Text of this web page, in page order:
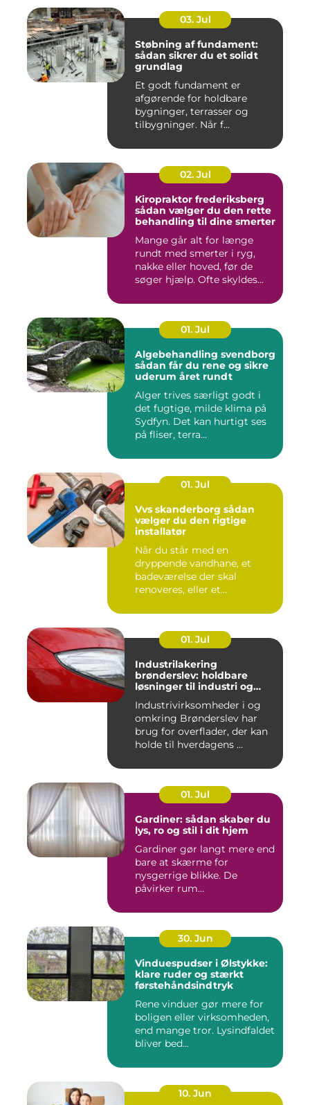
03. Jul
Støbning af fundament:
sådan sikrer du et solidt
grundlag
Et godt fundament er
afgørende for holdbare
bygninger, terrasser og
tilbygninger. Når f...
02. Jul
Kiropraktor frederiksberg
sådan vælger du den rette
behandling til dine smerter
Mange går alt for længe
rundt med smerter i ryg,
nakke eller hoved, før de
søger hjælp. Ofte skyldes...
01. Jul
Algebehandling svendborg
sådan får du rene og sikre
uderum året rundt
Alger trives særligt godt i
det fugtige, milde klima på
Sydfyn. Det kan hurtigt ses
på fliser, terra...
01. Jul
Vvs skanderborg sådan
vælger du den rigtige
installatør
Når du står med en
dryppende vandhane, et
badeværelse der skal
renoveres, eller et
01. Jul
Industrilakering
brønderslev: holdbare
løsninger til industri og
Industrivirksomheder i og
omkring Brønderslev har
brug for overflader, der kan
holde til hverdagens ...
01. Jul
Gardiner: sådan skaber du
lys, ro og stil i dit hjem
Gardiner gør langt mere end
bare at skærme for
nysgerrige blikke. De
påvirker rum...
30. Jun
Vinduespudser i Ølstykke:
klare ruder og stærkt
førstehåndsindtryk
Rene vinduer gør mere for
boligen eller virksomheden,
end mange tror. Lysindfaldet
bliver bed...
10. Jun